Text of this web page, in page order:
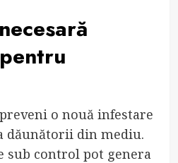
o nouă infestare
dăunătorii din mediu.
sub control pot genera